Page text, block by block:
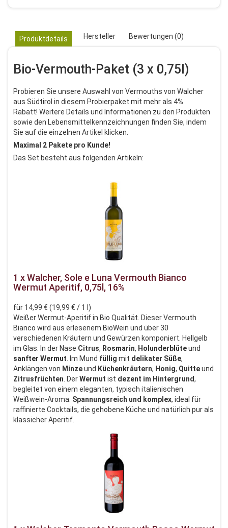
Produktdetails Hersteller Bewertungen (0)
Bio-Vermouth-Paket (3 x 0,75l)
Probieren Sie unsere Auswahl von Vermouths von Walcher
aus Südtirol in diesem Probierpaket mit mehr als 4%
Rabatt! Weitere Details und Informationen zu den Produkten
sowie den Lebensmittelkennzeichnungen finden Sie, indem
Sie auf die einzelnen Artikel klicken.
Maximal 2 Pakete pro Kunde!
Das Set besteht aus folgenden Artikeln:
1 x Walcher, Sole e Luna Vermouth Bianco
Wermut Aperitif, 0,75l, 16%
für 14,99 € (19,99 € / 1 l)
Weißer Wermut-Aperitif in Bio Qualität. Dieser Vermouth
Bianco wird aus erlesenem BioWein und über 30
verschiedenen Kräutern und Gewürzen komponiert. Hellgelb
im Glas. In der Nase Citrus, Rosmarin, Holunderblüteund
sanfter Wermut . Im Mund füllig mit delikater Süße,
Anklängen von Minzeund Küchenkräutern, Honig, Quitteund
Zitrusfrüchten . DerWermut ist dezent im Hintergrund,
begleitet von einem eleganten, typisch italienischen
Weißwein-Aroma. Spannungsreich und komplex, ideal für
raffinierte Cocktails, die gehobene Küche und natürlich pur als
klassicher Aperitif.